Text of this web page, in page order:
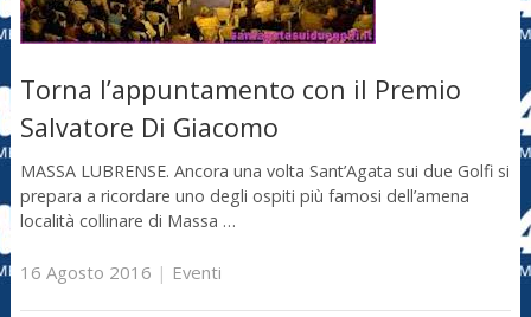
Torna l’appuntamento con il Premio
Salvatore Di Giacomo
MASSA LUBRENSE. Ancora una volta Sant’Agata sui due Golfi si
prepara a ricordare uno degli ospiti più famosi dell’amena
località collinare di Massa …
16 Agosto 2016 | Eventi